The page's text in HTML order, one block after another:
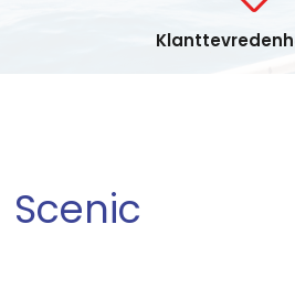
Scenic